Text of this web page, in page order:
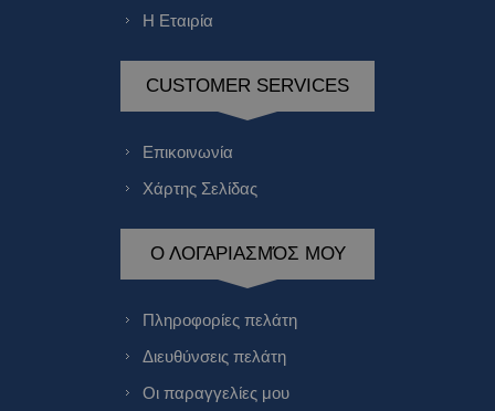
Η Εταιρία
CUSTOMER SERVICES
Επικοινωνία
Χάρτης Σελίδας
Ο ΛΟΓΑΡΙΑΣΜΌΣ ΜΟΥ
Πληροφορίες πελάτη
Διευθύνσεις πελάτη
Οι παραγγελίες μου